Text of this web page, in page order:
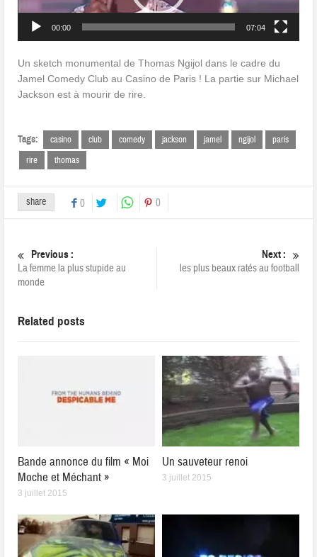
00:00 07:04
Un sketch monumental de Thomas Ngijol dans le cadre du
Jamel Comedy Club au Casino de Paris ! La partie sur Michael
Jackson est à mourir de rire.
Tags: casino club comedy jackson jamel ngijol
paris
rire
thomas
share 0 0
Previous :
La femme la plus stupide au
monde
Next :
les plus beaux ratés au football
Related posts
Bande annonce du film « Moi
Moche et Méchant »
3 juillet 2015
Un sauveteur renoi
3 juillet 2015